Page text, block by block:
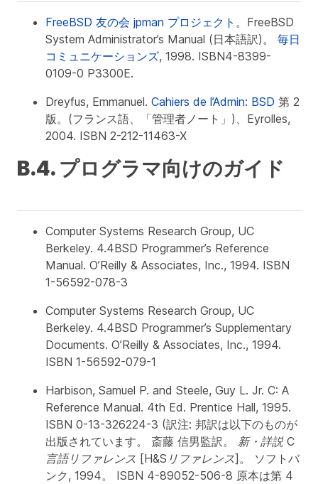
FreeBSD 友の会 jpman プロジェクト 。FreeBSD
System Administrator’s Manual (日本語訳)。 毎日
コミュニケーションズ, 1998. ISBN4-8399-
0109-0 P3300E.
Dreyfus, Emmanuel. Cahiers de l’Admin: BSD 第 2
版。(フランス語、「管理者ノート」)、Eyrolles,
2004. ISBN 2-212-11463-X
B.4. プログラマ向けのガイド
Computer Systems Research Group, UC
Berkeley. 4.4BSD Programmer’s Reference
Manual. O’Reilly & Associates, Inc., 1994. ISBN
1-56592-078-3
Computer Systems Research Group, UC
Berkeley. 4.4BSD Programmer’s Supplementary
Documents. O’Reilly & Associates, Inc., 1994.
ISBN 1-56592-079-1
Harbison, Samuel P. and Steele, Guy L. Jr. C: A
Reference Manual. 4th Ed. Prentice Hall, 1995.
ISBN 0-13-326224-3 (訳注: 邦訳は以下のものが
出版されています。 斎藤 信男監訳。 新・詳説 C
言語リファレンス [H&Sリファレンス] 。 ソフトバ
ンク, 1994。 ISBN 4-89052-506-8 原本は第 4